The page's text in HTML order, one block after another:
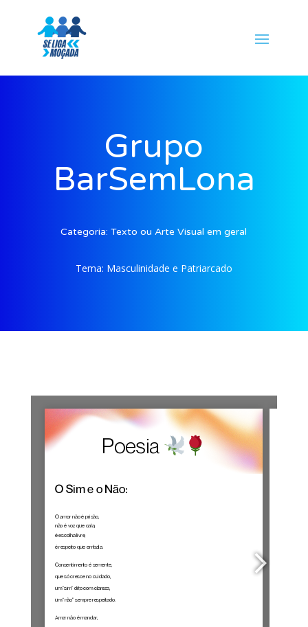
Grupo
BarSemLona
Categoria:Texto ou Arte Visual em geral
Tema: Masculinidade e Patriarcado